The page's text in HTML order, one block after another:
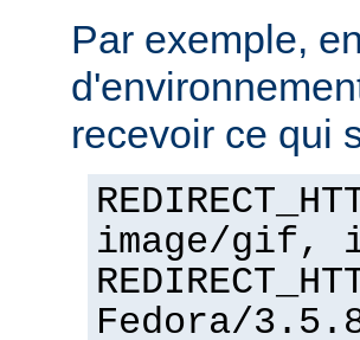
Par exemple,
recevoir ce qui
image/gif,
Fedora/